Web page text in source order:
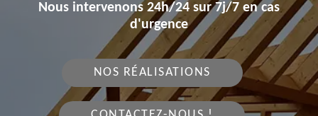
Nous intervenons 24h/24 sur 7j/7 en cas
d'urgence
NOS RÉALISATIONS